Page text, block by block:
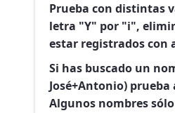
Prueba con distintas
letra "Y" por "i",
estar registrados con
Si has buscado un
José+Antonio)
Algunos nombres